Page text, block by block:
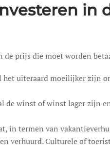
in
de prijs die moet worden
uiteraard moeilijker zijn
de winst of winst lager zijn
in termen van
verhuurd. Culturele of